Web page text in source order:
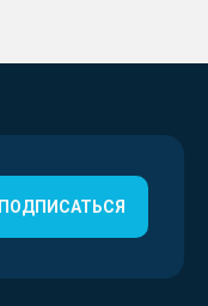
ПОДПИСАТЬСЯ